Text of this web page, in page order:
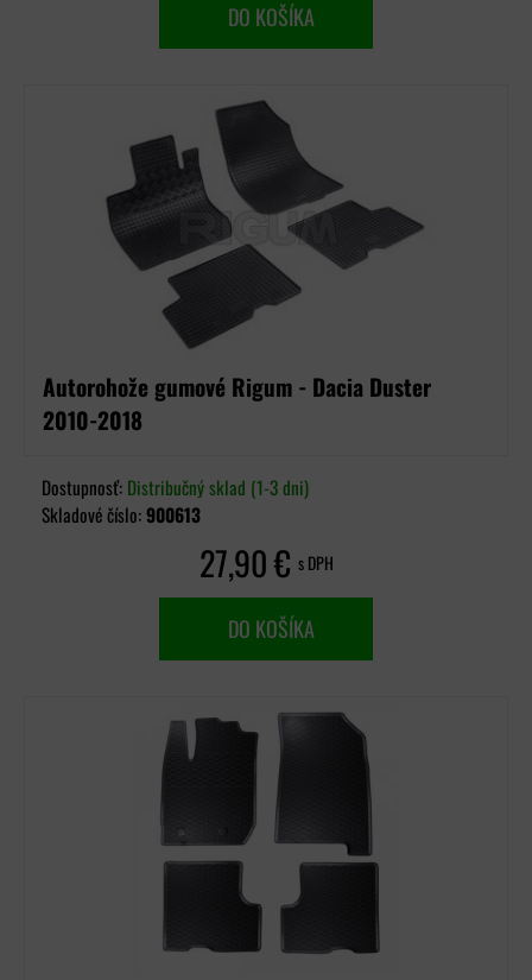
DO KOŠÍKA
Autorohože gumové Rigum - Dacia Duster
2010-2018
Dostupnosť: Distribučný sklad (1-3 dni)
Skladové číslo:900613
27,90 € s DPH
DO KOŠÍKA